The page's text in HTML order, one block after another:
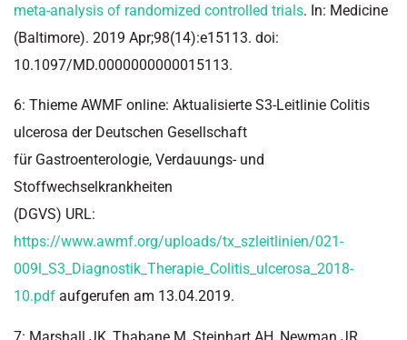
meta-analysis of randomized controlled trials. In: Medicine
(Baltimore). 2019 Apr;98(14):e15113. doi:
10.1097/MD.0000000000015113.
6: Thieme AWMF online: Aktualisierte S3-Leitlinie Colitis
ulcerosa der Deutschen Gesellschaft
für Gastroenterologie, Verdauungs- und
Stoffwechselkrankheiten
(DGVS) URL:
https://www.awmf.org/uploads/tx_szleitlinien/021-
009l_S3_Diagnostik_Therapie_Colitis_ulcerosa_2018-
10.pdf aufgerufen am 13.04.2019.